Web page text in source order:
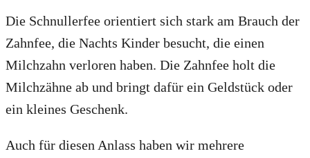
Die Schnullerfee orientiert sich stark am Brauch der
Zahnfee, die Nachts Kinder besucht, die einen
Milchzahn verloren haben. Die Zahnfee holt die
Milchzähne ab und bringt dafür ein Geldstück oder
ein kleines Geschenk.
Auch für diesen Anlass haben wir mehrere